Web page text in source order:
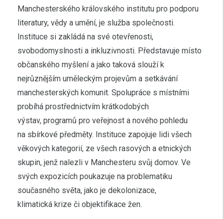
Manchesterského královského institutu pro podporu
literatury, vědy a umění, je služba společnosti.
Instituce si zakládá na své otevřenosti,
svobodomyslnosti a inkluzivnosti. Představuje místo
občanského myšlení a jako taková slouží k
nejrůznějším uměleckým projevům a setkávání
manchesterských komunit. Spolupráce s místními
probíhá prostřednictvím krátkodobých
výstav, programů pro veřejnost a nového pohledu
na sbírkové předměty. Instituce zapojuje lidi všech
věkových kategorií, ze všech rasových a etnických
skupin, jenž nalezli v Manchesteru svůj domov. Ve
svých expozicích poukazuje na problematiku
současného světa, jako je dekolonizace,
klimatická krize či objektifikace žen.